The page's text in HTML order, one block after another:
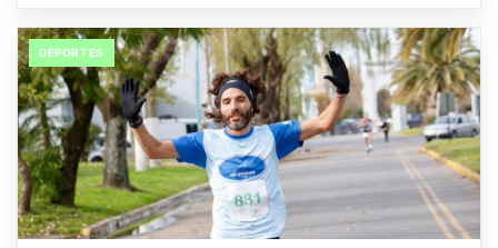
DEPORTES